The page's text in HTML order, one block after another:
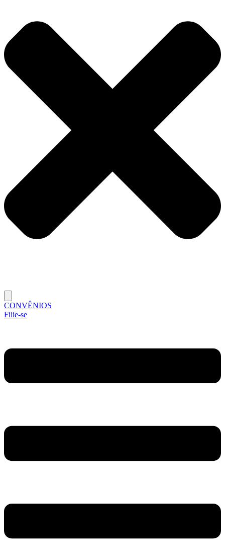
CONVÊNIOS
Filie-se